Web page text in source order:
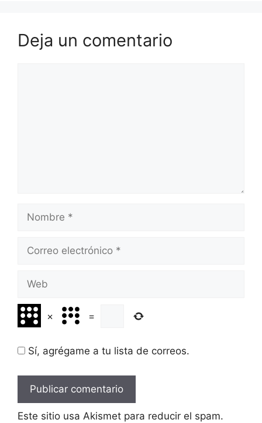
Deja un comentario
electrónico
× =
Sí, agrégame a tu lista de correos.
Este sitio usa Akismet para reducir el spam.